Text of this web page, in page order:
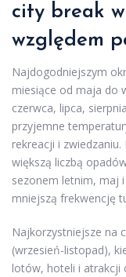
city break
względem
Najdogodniejszym
miesiące od maja do
czerwca, lipca,
przyjemne
rekreacji i
większą liczbą
sezonem letnim, maj
mniejszą frekwencję
Najkorzystniejsze na
(wrzesień-listopad),
lotów, hoteli i atrakcji